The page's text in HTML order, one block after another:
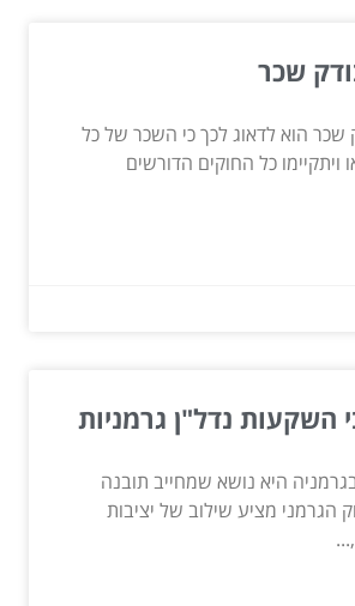
שכר
הוא לדאוג לכך כי השכר של כל
ויתקיימו כל החוקים הדורשים
השקעות נדל"ן גרמניות
היא נושא שמחייב תובנה
הגרמני מציע שילוב של יציבות